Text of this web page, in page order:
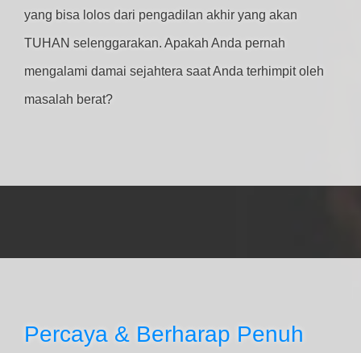
yang bisa lolos dari pengadilan akhir yang akan
TUHAN selenggarakan. Apakah Anda pernah
mengalami damai sejahtera saat Anda terhimpit oleh
masalah berat?
Percaya & Berharap Penuh